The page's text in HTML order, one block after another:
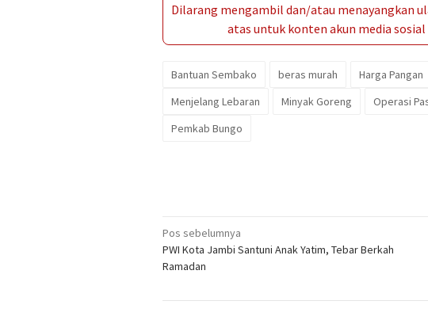
Dilarang mengambil dan/atau menayangkan
atas untuk konten akun media
Bantuan Sembako beras murah Harga Pangan
Menjelang Lebaran
Minyak Goreng Operasi
Pemkab Bungo
Navigasi
pos
Pos sebelumnya
PWI Kota Jambi Santuni Anak Yatim, Tebar Berkah
Ramadan